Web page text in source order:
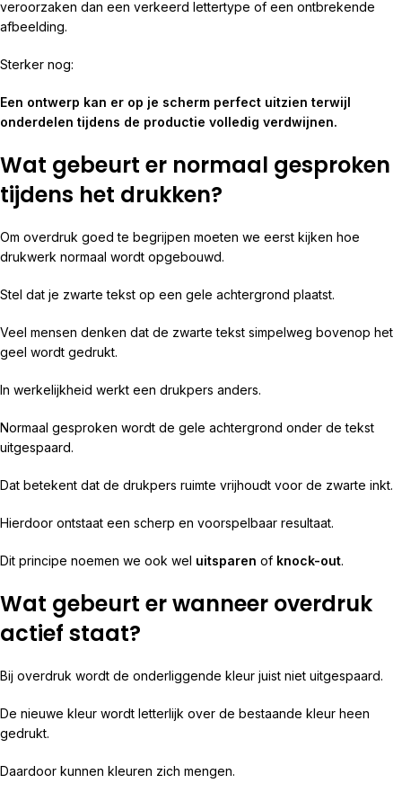
veroorzaken dan een verkeerd lettertype of een ontbrekende
afbeelding.
Sterker nog:
Een ontwerp kan er op je scherm perfect uitzien terwijl
onderdelen tijdens de productie volledig verdwijnen.
Wat gebeurt er normaal gesproken
tijdens het drukken?
Om overdruk goed te begrijpen moeten we eerst kijken hoe
drukwerk normaal wordt opgebouwd.
Stel dat je zwarte tekst op een gele achtergrond plaatst.
Veel mensen denken dat de zwarte tekst simpelweg bovenop het
geel wordt gedrukt.
In werkelijkheid werkt een drukpers anders.
Normaal gesproken wordt de gele achtergrond onder de tekst
uitgespaard.
Dat betekent dat de drukpers ruimte vrijhoudt voor de zwarte inkt.
Hierdoor ontstaat een scherp en voorspelbaar resultaat.
Dit principe noemen we ook wel uitsparen of knock-out.
Wat gebeurt er wanneer overdruk
actief staat?
Bij overdruk wordt de onderliggende kleur juist niet uitgespaard.
De nieuwe kleur wordt letterlijk over de bestaande kleur heen
gedrukt.
Daardoor kunnen kleuren zich mengen.